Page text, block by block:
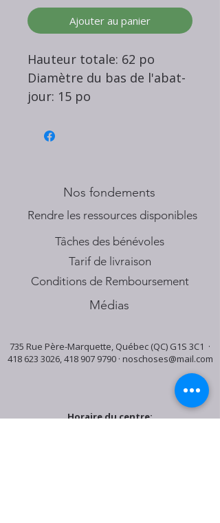
Ajouter au panier
Hauteur totale: 62 po
Diamètre du bas de l'abat-
jour: 15 po
Nos fondements
​Rendre les ressources disponibles
Tâches des bénévoles
Tarif de livraison
Conditions de Remboursement
Médias
735 Rue Père-Marquette, Québec (QC) G1S 3C1 ·
418 623 3026,418 907 9790· noschoses@mail.com
Horaire du centre: